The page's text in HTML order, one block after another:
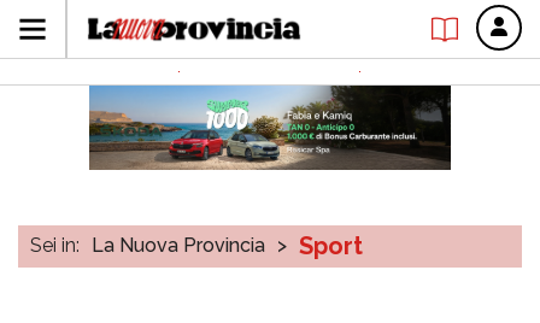
Sei in: La Nuova Provincia > Sport